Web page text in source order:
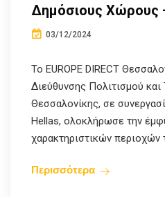
Δημόσιους Χώρους
03/12/2024
Το EUROPE DIRECT
Διεύθυνσης Πολιτισμού
Θεσσαλονίκης, σε
Hellas, ολοκλήρωσε την
χαρακτηριστικών περιοχών
Περισσότερα